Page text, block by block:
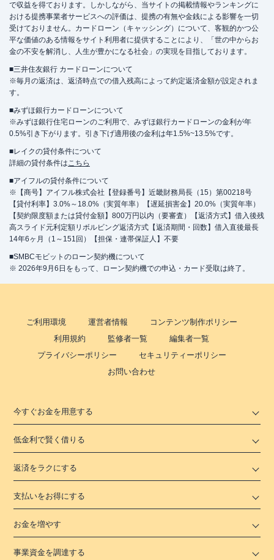
で収益を得ております。しかしながら、当サイトの掲載情報やランキングに
おける提携事業者サービスへの評価は、提携の有無や金銭による影響を一切
受けておりません。カードローン（キャッシング）について、客観的かつ公
平な価値のある情報をサイト利用者に提供することにより、「世の中からお
金の不安を解消し、人生が豊かになる社会」の実現を目指しております。
■三井住友銀行 カードローンについて
※毎月の返済は、返済時点での借入残高によって約定返済金額が設定されま
す。
■みずほ銀行カードローンについて
※みずほ銀行住宅ローンのご利用で、みずほ銀行カードローンの金利が年
0.5%引き下がります。引き下げ適用後の金利は年1.5%~13.5%です。
■レイクの貸付条件について
詳細の貸付条件はこちら
■アイフルの貸付条件について
※【商号】アイフル株式会社【登録番号】近畿財務局長（15）第00218号
【貸付利率】3.0%～18.0%（実質年率）【遅延損害金】20.0%（実質年率）
【契約限度額または貸付金額】800万円以内（要審査）【返済方式】借入後残
高スライド元利定額リボルビング返済方式【返済期間・回数】借入直後最長
14年6ヶ月（1～151回）【担保・連帯保証人】不要
■SMBCモビットのローン契約機について
※ 2026年9月6日をもって、ローン契約機での申込・カード受取は終了。
ご利用環境 運営者情報
コンテンツ制作ポリシー
利用規約
監修者一覧
編集者一覧
プライバシーポリシー
セキュリティーポリシー
お問い合わせ
今すぐお金を用意する
低金利で賢く借りる
返済をラクにする
支払いをお得にする
お金を増やす
事業資金を調達する